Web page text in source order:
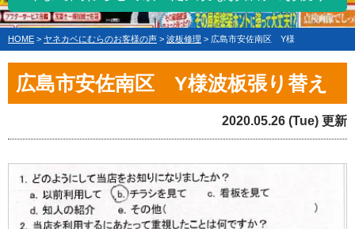
HOME > ヤネカベにむらのお客様の声 > 波板修理 > 広島市安佐南区 Y様
広島市安佐南区 Y様波板張り替え
2020.05.26 (Tue) 更新